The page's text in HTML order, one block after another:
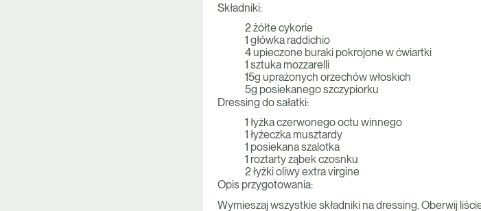
Składniki:
2 żółte cykorie
1 główka raddichio
4 upieczone buraki pokrojone w ćwiartki
1 sztuka mozzarelli
15g uprażonych orzechów włoskich
5g posiekanego szczypiorku
Dressing do sałatki:
1 łyżka czerwonego octu winnego
1 łyżeczka musztardy
1 posiekana szalotka
1 roztarty ząbek czosnku
2 łyżki oliwy extra virgine
Opis przygotowania:
Wymieszaj wszystkie składniki na dressing. Oberwij